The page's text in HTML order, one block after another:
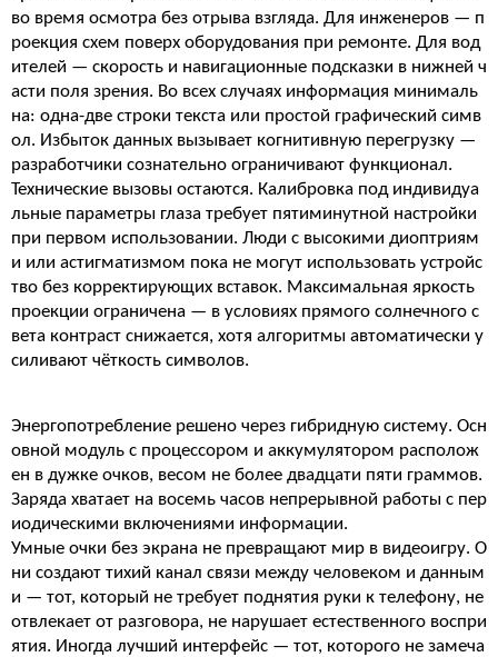
во время осмотра без отрыва взгляда. Для инженеров — п
роекция схем поверх оборудования при ремонте. Для вод
ителей — скорость и навигационные подсказки в нижней ч
асти поля зрения. Во всех случаях информация минималь
на: одна-две строки текста или простой графический симв
ол. Избыток данных вызывает когнитивную перегрузку —
разработчики сознательно ограничивают функционал.
Технические вызовы остаются. Калибровка под индивидуа
льные параметры глаза требует пятиминутной настройки
при первом использовании. Люди с высокими диоптриям
и или астигматизмом пока не могут использовать устройс
тво без корректирующих вставок. Максимальная яркость
проекции ограничена — в условиях прямого солнечного с
вета контраст снижается, хотя алгоритмы автоматически у
силивают чёткость символов.
Энергопотребление решено через гибридную систему. Осн
овной модуль с процессором и аккумулятором располож
ен в дужке очков, весом не более двадцати пяти граммов.
Заряда хватает на восемь часов непрерывной работы с пер
иодическими включениями информации.
Умные очки без экрана не превращают мир в видеоигру. О
ни создают тихий канал связи между человеком и данным
и — тот, который не требует поднятия руки к телефону, не
отвлекает от разговора, не нарушает естественного воспри
ятия. Иногда лучший интерфейс — тот, которого не замеча